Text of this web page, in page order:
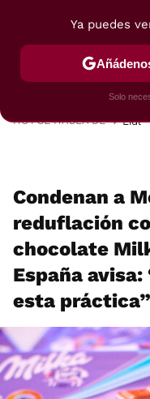
POSTRES VIAJES
HOY SE HABLA DE Lidl
Condenan a
reduflación
chocolate
España avisa:
esta práctica”
Ya puedes
Solo